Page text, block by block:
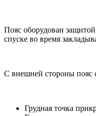
Пояс оборудован
спуске во время
С внешней стороны пояс
Грудная точка